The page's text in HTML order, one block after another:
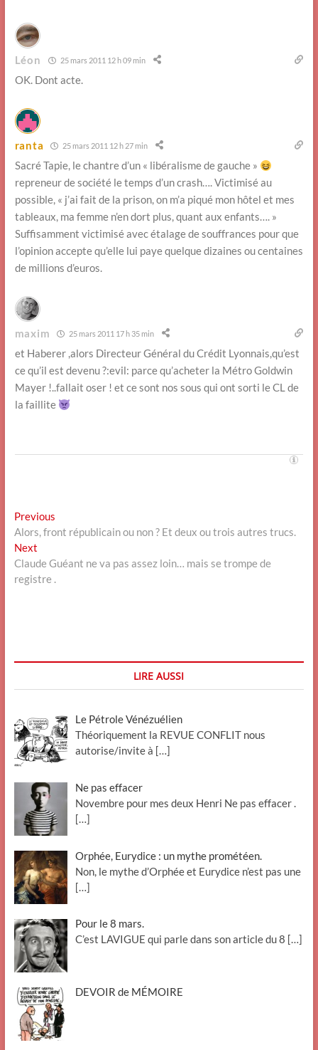
Léon 25 mars 2011 12 h 09 min
OK. Dont acte.
ranta 25 mars 2011 12 h 27 min
Sacré Tapie, le chantre d’un « libéralisme de gauche »
repreneur de société le temps d’un crash…. Victimisé au
possible, « j’ai fait de la prison, on m’a piqué mon hôtel et mes
tableaux, ma femme n’en dort plus, quant aux enfants…. »
Suffisamment victimisé avec étalage de souffrances pour que
l’opinion accepte qu’elle lui paye quelque dizaines ou centaines
de millions d’euros.
maxim 25 mars 2011 17 h 35 min
et Haberer ,alors Directeur Général du Crédit Lyonnais,qu’est
ce qu’il est devenu ?:evil: parce qu’acheter la Métro Goldwin
Mayer !..fallait oser ! et ce sont nos sous qui ont sorti le CL de
la faillite
Navigation
de
l’article
PreviousPrevious
post:
Alors, front républicain ou non ? Et deux ou trois autres trucs.
NextNext
post:
Claude Guéant ne va pas assez loin… mais se trompe de
registre .
LIRE AUSSI
Le Pétrole Vénézuélien
Théoriquement la REVUE CONFLIT nous
autorise/invite à […]
Ne pas effacer
Novembre pour mes deux Henri Ne pas effacer .
[…]
Orphée, Eurydice : un mythe prométéen.
Non, le mythe d’Orphée et Eurydice n’est pas une
[…]
Pour le 8 mars.
C’est LAVIGUE qui parle dans son article du 8 […]
DEVOIR de MÉMOIRE